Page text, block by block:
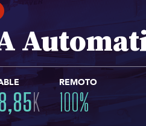
K
REMOTO
100%